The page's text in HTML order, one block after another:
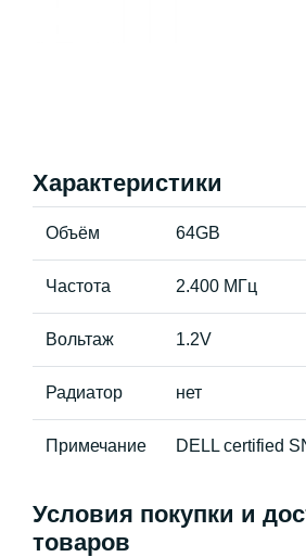
Характеристики
Объём 64GB
Частота 2.400 МГц
Вольтаж 1.2V
Радиатор нет
Примечание DELL certified
Условия покупки и
товаров